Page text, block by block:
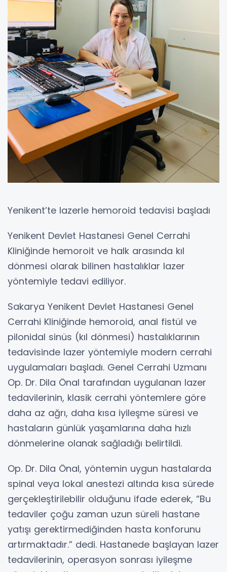
Yenikent’te lazerle hemoroid tedavisi başladı
Yenikent Devlet Hastanesi Genel Cerrahi
Kliniğinde hemoroit ve halk arasında kıl
dönmesi olarak bilinen hastalıklar lazer
yöntemiyle tedavi ediliyor.
Sakarya Yenikent Devlet Hastanesi Genel
Cerrahi Kliniğinde hemoroid, anal fistül ve
pilonidal sinüs (kıl dönmesi) hastalıklarının
tedavisinde lazer yöntemiyle modern cerrahi
uygulamaları başladı. Genel Cerrahi Uzmanı
Op. Dr. Dila Önal tarafından uygulanan lazer
tedavilerinin, klasik cerrahi yöntemlere göre
daha az ağrı, daha kısa iyileşme süresi ve
hastaların günlük yaşamlarına daha hızlı
dönmelerine olanak sağladığı belirtildi.
Op. Dr. Dila Önal, yöntemin uygun hastalarda
spinal veya lokal anestezi altında kısa sürede
gerçekleştirilebilir olduğunu ifade ederek, “Bu
tedaviler çoğu zaman uzun süreli hastane
yatışı gerektirmediğinden hasta konforunu
artırmaktadır.” dedi. Hastanede başlayan lazer
tedavilerinin, operasyon sonrası iyileşme